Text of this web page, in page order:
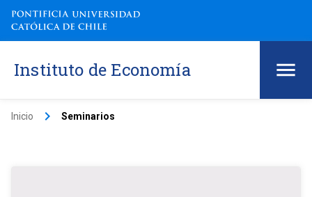
Instituto de Economía
Inicio keyboard_arrow_right Seminarios